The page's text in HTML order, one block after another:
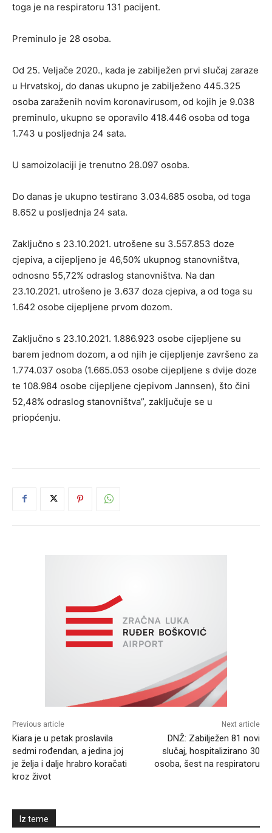
toga je na respiratoru 131 pacijent.
Preminulo je 28 osoba.
Od 25. Veljače 2020., kada je zabilježen prvi slučaj zaraze
u Hrvatskoj, do danas ukupno je zabilježeno 445.325
osoba zaraženih novim koronavirusom, od kojih je 9.038
preminulo, ukupno se oporavilo 418.446 osoba od toga
1.743 u posljednja 24 sata.
U samoizolaciji je trenutno 28.097 osoba.
Do danas je ukupno testirano 3.034.685 osoba, od toga
8.652 u posljednja 24 sata.
Zaključno s 23.10.2021. utrošene su 3.557.853 doze
cjepiva, a cijepljeno je 46,50% ukupnog stanovništva,
odnosno 55,72% odraslog stanovništva. Na dan
23.10.2021. utrošeno je 3.637 doza cjepiva, a od toga su
1.642 osobe cijepljene prvom dozom.
Zaključno s 23.10.2021. 1.886.923 osobe cijepljene su
barem jednom dozom, a od njih je cijepljenje završeno za
1.774.037 osoba (1.665.053 osobe cijepljene s dvije doze
te 108.984 osobe cijepljene cjepivom Jannsen), što čini
52,48% odraslog stanovništva”, zaključuje se u
priopćenju.
Previous article
Kiara je u petak proslavila
sedmi rođendan, a jedina joj
je želja i dalje hrabro koračati
kroz život
Next article
DNŽ: Zabilježen 81 novi
slučaj, hospitalizirano 30
osoba, šest na respiratoru
Iz teme